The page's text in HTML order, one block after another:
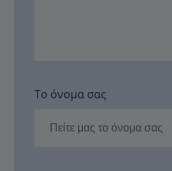
Το όνομα σας